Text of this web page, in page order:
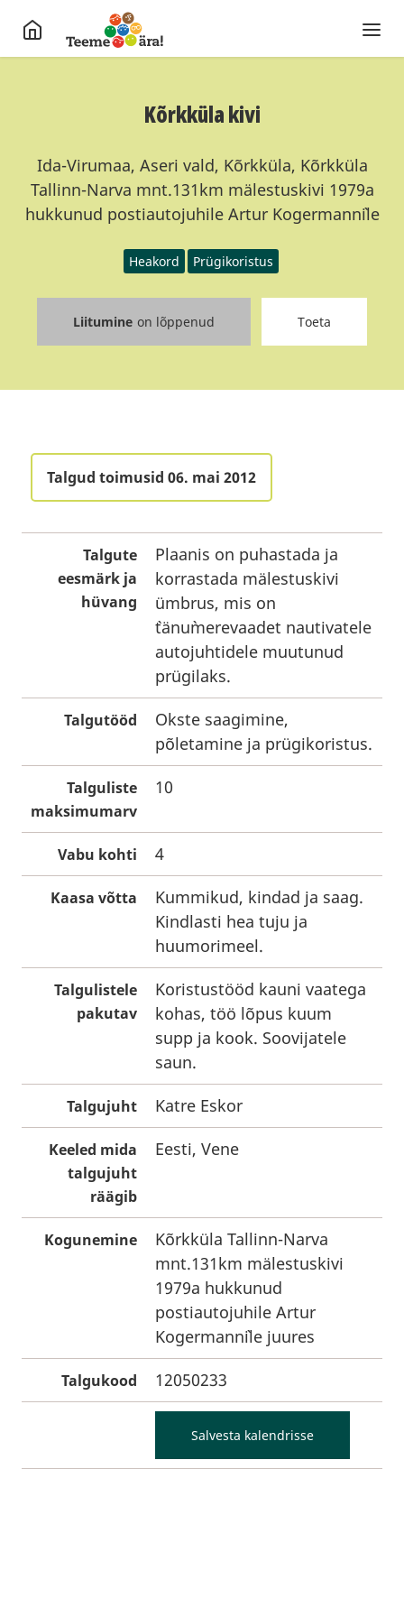
Kõrkküla kivi
Ida-Virumaa, Aseri vald, Kõrkküla, Kõrkküla
Tallinn-Narva mnt.131km mälestuskivi 1979a
hukkunud postiautojuhile Artur Kogermann`ile
Heakord Prügikoristus
Liitumine on lõppenud Toeta
Talgud toimusid 06. mai 2012
Talgute
eesmärk ja
hüvang
Plaanis on puhastada ja
korrastada mälestuskivi
ümbrus, mis on
`tänu`merevaadet nautivatele
autojuhtidele muutunud
prügilaks.
Talgutööd
Okste saagimine,
põletamine ja prügikoristus.
Talguliste
maksimumarv
10
Vabu kohti 4
Kaasa võtta
Kummikud, kindad ja saag.
Kindlasti hea tuju ja
huumorimeel.
Talgulistele
pakutav
Koristustööd kauni vaatega
kohas, töö lõpus kuum
supp ja kook. Soovijatele
saun.
Talgujuht Katre Eskor
Keeled mida
talgujuht
räägib
Eesti, Vene
Kogunemine
Kõrkküla Tallinn-Narva
mnt.131km mälestuskivi
1979a hukkunud
postiautojuhile Artur
Kogermann`ile juures
Talgukood 12050233
Salvesta kalendrisse